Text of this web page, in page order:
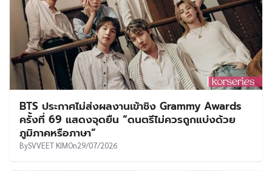
BTS ประกาศไม่ส่งผลงานเข้าชิง Grammy Awards
ครั้งที่ 69 แสดงจุดยืน “ดนตรีไม่ควรถูกแบ่งด้วย
ภูมิภาคหรือภาษา”
BySVVEET KIMOn29/07/2026